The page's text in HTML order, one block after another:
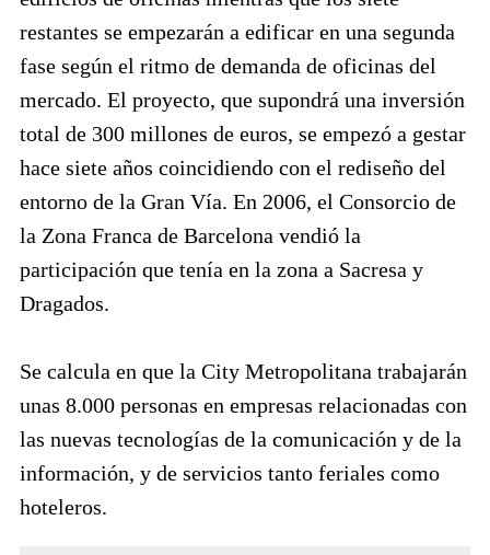
restantes se empezarán a edificar en una segunda
fase según el ritmo de demanda de oficinas del
mercado. El proyecto, que supondrá una inversión
total de 300 millones de euros, se empezó a gestar
hace siete años coincidiendo con el rediseño del
entorno de la Gran Vía. En 2006, el Consorcio de
la Zona Franca de Barcelona vendió la
participación que tenía en la zona a Sacresa y
Dragados.
Se calcula en que la City Metropolitana trabajarán
unas 8.000 personas en empresas relacionadas con
las nuevas tecnologías de la comunicación y de la
información, y de servicios tanto feriales como
hoteleros.